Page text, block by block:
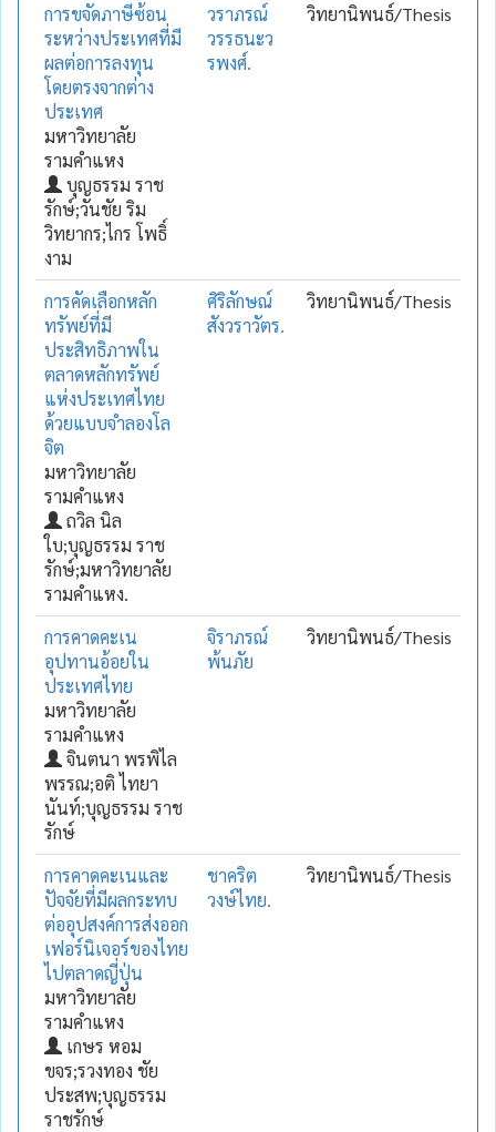
การขจัดภาษีซ้อน
ระหว่างประเทศที่มี
ผลต่อการลงทุน
โดยตรงจากต่าง
ประเทศ
มหาวิทยาลัย
รามคำแหง
บุญธรรม ราช
รักษ์;วันชัย ริม
วิทยากร;ไกร โพธิ์
งาม
วราภรณ์
วรรธนะว
รพงศ์.
วิทยานิพนธ์/Thesis
การคัดเลือกหลัก
ทรัพย์ที่มี
ประสิทธิภาพใน
ตลาดหลักทรัพย์
แห่งประเทศไทย
ด้วยแบบจำลองโล
จิต
มหาวิทยาลัย
รามคำแหง
ถวิล นิล
ใบ;บุญธรรม ราช
รักษ์;มหาวิทยาลัย
รามคำแหง.
ศิริลักษณ์
สังวราวัตร.
วิทยานิพนธ์/Thesis
การคาดคะเน
อุปทานอ้อยใน
ประเทศไทย
มหาวิทยาลัย
รามคำแหง
จินตนา พรพิไล
พรรณ;อติ ไทยา
นันท์;บุญธรรม ราช
รักษ์
จิราภรณ์
พ้นภัย
วิทยานิพนธ์/Thesis
การคาดคะเนและ
ปัจจัยที่มีผลกระทบ
ต่ออุปสงค์การส่งออก
เฟอร์นิเจอร์ของไทย
ไปตลาดญี่ปุ่น
มหาวิทยาลัย
รามคำแหง
เกษร หอม
ขจร;รวงทอง ชัย
ประสพ;บุญธรรม
ราชรักษ์
ชาคริต
วงษ์ไทย.
วิทยานิพนธ์/Thesis